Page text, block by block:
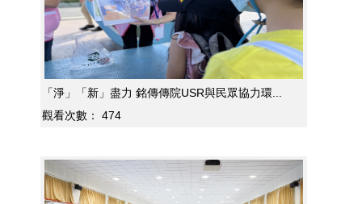
「淨」「新」盡力 銘傳傳院USR與民眾協力環...
觀看次數：
474